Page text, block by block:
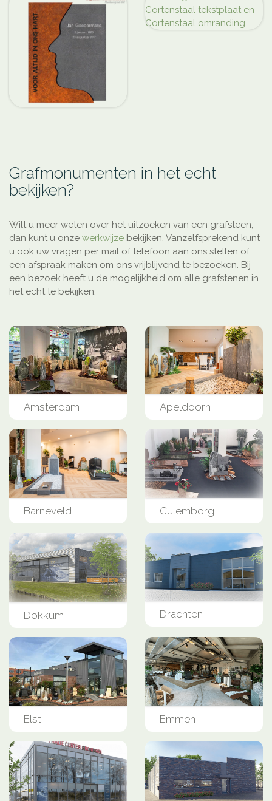
Grafmonumenten in het echt
bekijken?
Wilt u meer weten over het uitzoeken van een grafsteen,
dan kunt u onze werkwijze bekijken. Vanzelfsprekend kunt
u ook uw vragen per mail of telefoon aan ons stellen of
een afspraak maken om ons vrijblijvend te bezoeken. Bij
een bezoek heeft u de mogelijkheid om alle grafstenen in
het echt te bekijken.
Amsterdam Apeldoorn
Barneveld Culemborg
Dokkum Drachten
Elst Emmen